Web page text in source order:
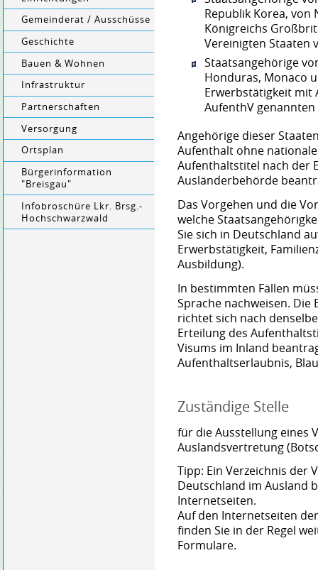
Gemeinderat / Ausschüsse
Geschichte
Bauen & Wohnen
Infrastruktur
Partnerschaften
Versorgung
Ortsplan
Bürgerinformation
"Breisgau"
Infobroschüre Lkr. Brsg.-
Hochschwarzwald
Republik Korea, von
Königreichs
Vereinigten Staaten
Staatsangehörige
Honduras, Monaco
Erwerbstätigkeit mit
AufenthV
Angehörige dieser
Aufenthalt ohne
Aufenthaltstitel nach der
Ausländerbehörde
Das Vorgehen und die
welche
Sie sich in Deutschland
Erwerbstätigkeit,
Ausbildung).
In bestimmten Fällen
Sprache nachweisen.
richtet sich nach
Erteilung des
Visums im Inland
Aufenthaltserlaubnis,
Zuständige Stelle
für die Ausstellung eines
Auslandsvertretung
Tipp: Ein Verzeichnis der
Deutschland im Ausland
Internetseiten.
Auf den Internetseiten
finden Sie in der Regel
Formulare.